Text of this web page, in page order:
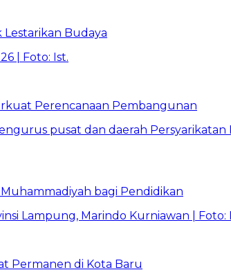
Budaya
Perencanaan Pembangunan
bagi Pendidikan
Permanen di Kota Baru